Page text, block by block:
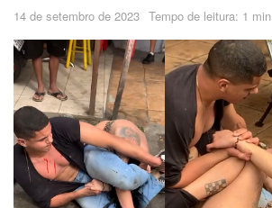
14 de setembro de 2023 Tempo de leitura: 1 min